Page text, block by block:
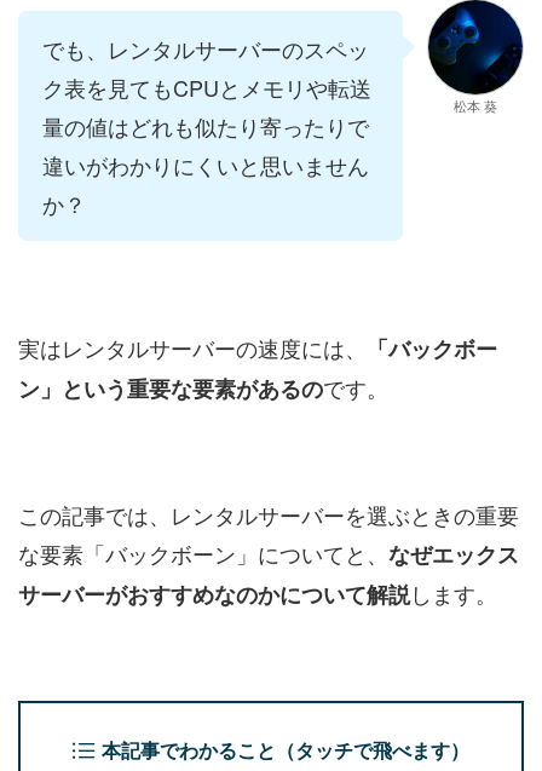
でも、レンタルサーバーのスペッ
ク表を見てもCPUとメモリや転送
量の値はどれも似たり寄ったりで
違いがわかりにくいと思いません
か？
松本 葵
実はレンタルサーバーの速度には、
「バックボー
ン」という重要な要素があるのです。
この記事では、レンタルサーバーを選ぶときの重要
な要素「バックボーン」についてと、 なぜエックス
サーバーがおすすめなのかについて解説します。
本記事でわかること（タッチで飛べます）